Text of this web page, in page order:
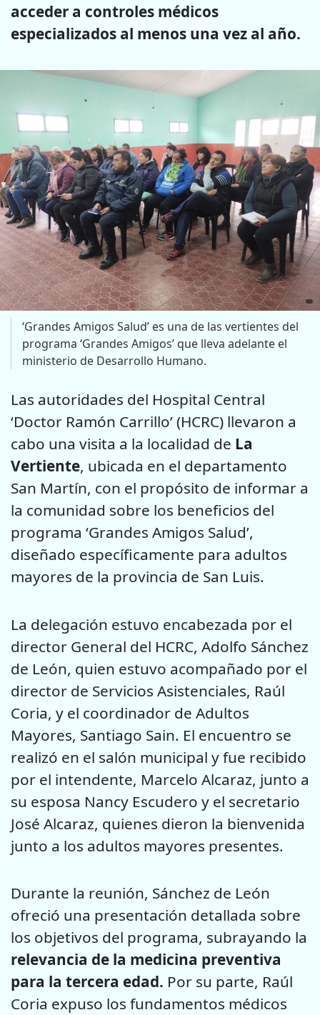
acceder a controles médicos
especializados al menos una vez al año.
‘Grandes Amigos Salud’ es una de las vertientes del
programa ‘Grandes Amigos’ que lleva adelante el
ministerio de Desarrollo Humano.
Las autoridades del Hospital Central
‘Doctor Ramón Carrillo’ (HCRC) llevaron a
cabo una visita a la localidad de La
Vertiente, ubicada en el departamento
San Martín, con el propósito de informar a
la comunidad sobre los beneficios del
programa ‘Grandes Amigos Salud’,
diseñado específicamente para adultos
mayores de la provincia de San Luis.
La delegación estuvo encabezada por el
director General del HCRC, Adolfo Sánchez
de León, quien estuvo acompañado por el
director de Servicios Asistenciales, Raúl
Coria, y el coordinador de Adultos
Mayores, Santiago Sain. El encuentro se
realizó en el salón municipal y fue recibido
por el intendente, Marcelo Alcaraz, junto a
su esposa Nancy Escudero y el secretario
José Alcaraz, quienes dieron la bienvenida
junto a los adultos mayores presentes.
Durante la reunión, Sánchez de León
ofreció una presentación detallada sobre
los objetivos del programa, subrayando la
relevancia de la medicina preventiva
para la tercera edad. Por su parte, Raúl
Coria expuso los fundamentos médicos